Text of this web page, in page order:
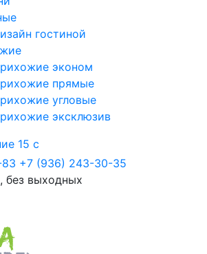
гостиной
эконом
прямые
угловые
эксклюзив
15 с
+7 (936) 243-30-35
без выходных